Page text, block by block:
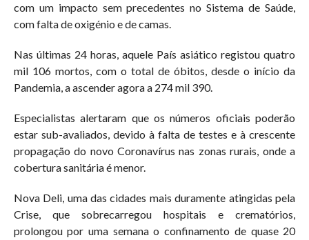
com um impacto sem precedentes no Sistema de Saúde,
com falta de oxigénio e de camas.
Nas últimas 24 horas, aquele País asiático registou quatro
mil 106 mortos, com o total de óbitos, desde o início da
Pandemia, a ascender agora a 274 mil 390.
Especialistas alertaram que os números oficiais poderão
estar sub-avaliados, devido à falta de testes e à crescente
propagação do novo Coronavírus nas zonas rurais, onde a
cobertura sanitária é menor.
Nova Deli, uma das cidades mais duramente atingidas pela
Crise, que sobrecarregou hospitais e crematórios,
prolongou por uma semana o confinamento de quase 20